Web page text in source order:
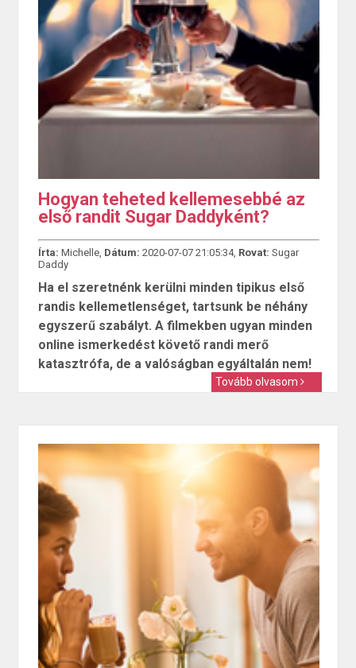
Hogyan teheted kellemesebbé az
első randit Sugar Daddyként?
Írta: Michelle, Dátum: 2020-07-07 21:05:34, Rovat: Sugar
Daddy
Ha el szeretnénk kerülni minden tipikus első
randis kellemetlenséget, tartsunk be néhány
egyszerű szabályt. A filmekben ugyan minden
online ismerkedést követő randi merő
katasztrófa, de a valóságban egyáltalán nem!
Tovább olvasom